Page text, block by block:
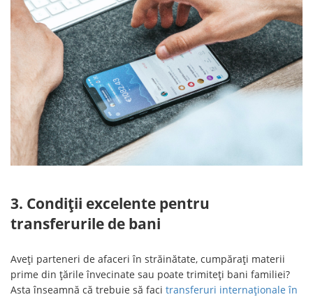
3. Condiții excelente pentru
transferurile de bani
Aveți parteneri de afaceri în străinătate, cumpărați materii
prime din țările învecinate sau poate trimiteți bani familiei?
Asta înseamnă că trebuie să faci transferuri internaționale în